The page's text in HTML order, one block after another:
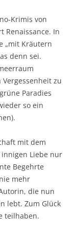
Krimis von
Renaissance. In
„mit Kräutern
denn sei.
zu
Paradies
so ein
mit dem
Liebe nur
Begehrte
mehr
die nun
lebt. Zum Glück
teilhaben.